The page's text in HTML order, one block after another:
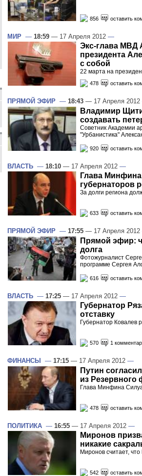
856 оставить
МИР — 18:59 — 17 Апреля 2012 —
Экс-глава МВД
президента
с собой
22 марта на
478 оставить
ПРЯМОЙ ЭФИР — 18:43 — 17 Апреля 2012
Владимир
создавать
Советник Академии
"Урбанистика"
920 оставить
ВЛАСТЬ — 18:10 — 17 Апреля 2012 —
Глава
губернаторов
За долги региона
633 оставить
ПРЯМОЙ ЭФИР — 17:55 — 17 Апреля 2012
Прямой эфир:
долга
Фотожурналист
программе Сергея
616 оставить
ВЛАСТЬ — 17:25 — 17 Апреля 2012 —
Губернатор
отставку
Губернатор Ковалев
570 1
ФИНАНСЫ — 17:15 — 17 Апреля 2012 —
Путин
из
Глава Минфина
478 оставить
ПОЛИТИКА — 16:55 — 17 Апреля 2012 —
Миронов
никакие
Миронов считает,
542 оставить